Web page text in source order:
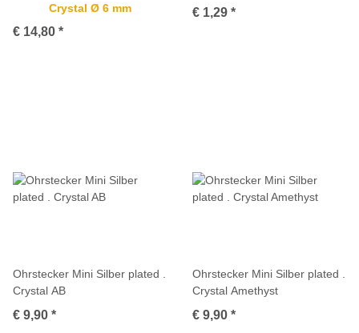
Crystal Ø 6 mm
€ 14,80 *
€ 1,29 *
Ohrstecker Mini Silber plated .
Crystal AB
€ 9,90 *
Ohrstecker Mini Silber plated .
Crystal Amethyst
€ 9,90 *